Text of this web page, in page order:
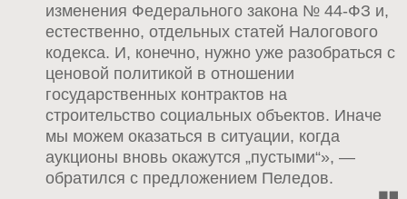
изменения Федерального закона № 44-ФЗ и,
естественно, отдельных статей Налогового
кодекса. И, конечно, нужно уже разобраться с
ценовой политикой в отношении
государственных контрактов на
строительство социальных объектов. Иначе
мы можем оказаться в ситуации, когда
аукционы вновь окажутся „пустыми“», —
обратился с предложением Пеледов.